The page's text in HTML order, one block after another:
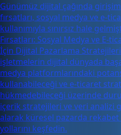
Günümüz dijital çağında
fırsatları, sosyal medya ve e-
kullanımıyla sınırsız hale
Fırsatları: Sosyal Medya ve E-
İçin Dijital Pazarlama
işletmelerin dijital dünyada
medya platformlarındaki
kullanabileceği ve e-ticaret
hükmedebileceği üzerinde
içerik stratejileri ve veri analizi
alarak küresel pazarda rekabet
yollarını keşfedin.